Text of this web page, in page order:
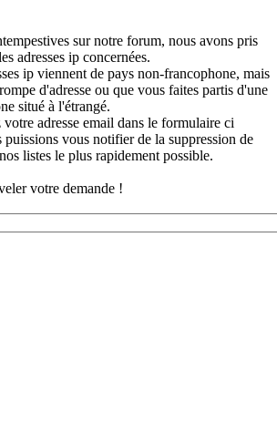
sur notre forum, nous avons pris
adresses ip concernées.
ip viennent de pays non-francophone, mais
d'adresse ou que vous faites partis d'une
situé à l'étrangé.
adresse email dans le formulaire ci
puissions vous notifier de la suppression de
listes le plus rapidement possible.
votre demande !